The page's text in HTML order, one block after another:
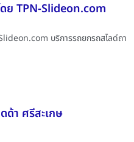
ย TPN-Slideon.com
บริการรถยกรถสไลด์ถา
า ศรีสะเกษ